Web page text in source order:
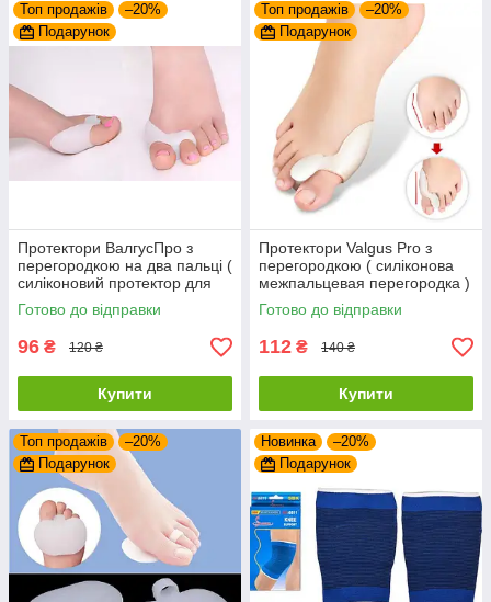
Топ продажів
–20%
Подарунок
Протектори ВалгусПро з
перегородкою на два пальці (
силіконовий протектор для
двох пальців )
Готово до відправки
96 ₴ 120 ₴
Купити
Топ продажів
–20%
Подарунок
Протектори Valgus Pro з
перегородкою ( силіконова
межпальцевая перегородка )
Готово до відправки
112 ₴ 140 ₴
Купити
Топ продажів
–20%
Подарунок
Новинка
–20%
Подарунок